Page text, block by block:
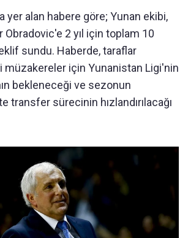
yer alan habere göre; Yunan ekibi,
Obradovic'e 2 yıl için toplam 10
sundu. Haberde, taraflar
müzakereler için Yunanistan Ligi'nin
bekleneceği ve sezonun
transfer sürecinin hızlandırılacağı